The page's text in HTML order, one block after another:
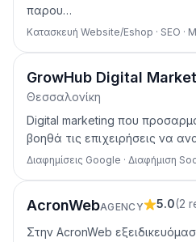
παρου…
Κατασκευή Website/Eshop · SEO ·
GrowHub Digital
Θεσσαλονίκη
Digital marketing που
βοηθά τις επιχειρήσεις να
Διαφημίσεις Google · Διαφήμιση
AcronWebAGENCY 5.0(2
Στην AcronWeb